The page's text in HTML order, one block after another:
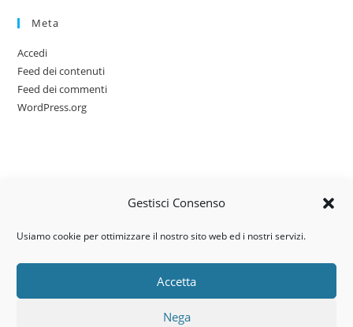
Gestisci Consenso
Usiamo cookie per ottimizzare il nostro sito web ed i nostri servizi.
Accetta
Nega
Meta
Accedi
Feed dei contenuti
Feed dei commenti
WordPress.org
Via dell’artigianato, 14 – 31030